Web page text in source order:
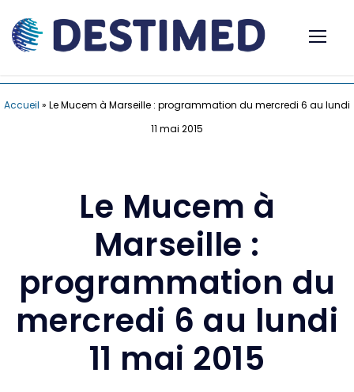
Accueil » Le Mucem à Marseille : programmation du mercredi 6 au lundi
11 mai 2015
Le Mucem à
Marseille :
programmation du
mercredi 6 au lundi
11 mai 2015